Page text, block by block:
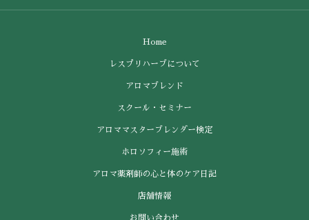
Home
レスプリハーブについて
アロマブレンド
スクール・セミナー
アロママスターブレンダー検定
ホロソフィー施術
アロマ薬剤師の心と体のケア日記
店舗情報
お問い合わせ